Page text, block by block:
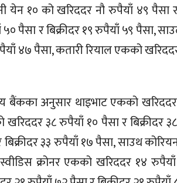
येन १० को खरिददर नौ रुपैयाँ ४९
पैसा र बिक्रीदर १९ रुपैयाँ ५९ पैसा,
४७ पैसा, कतारी रियाल एकको
बैंकका अनुसार थाइभाट एकको
३८ रुपैयाँ १० पैसा र बिक्रीदर
बिक्रीदर ३३ रुपैयाँ १७ पैसा, साउथ
क्रोनर एकको खरिददर १४